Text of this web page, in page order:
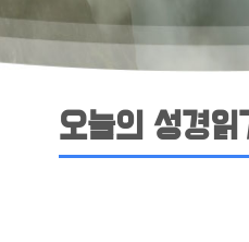
오늘의 성경